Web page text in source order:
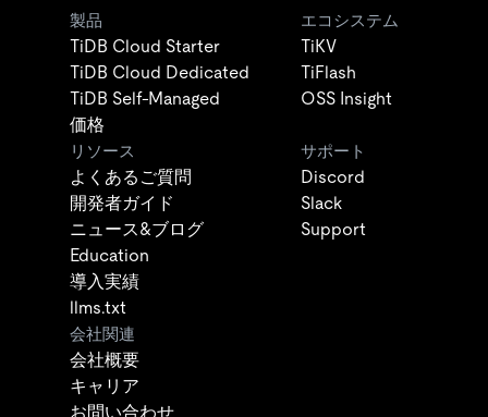
製品
TiDB Cloud Starter
TiDB Cloud Dedicated
TiDB Self-Managed
価格
エコシステム
TiKV
TiFlash
OSS Insight
リソース
よくあるご質問
開発者ガイド
ニュース&ブログ
Education
導入実績
llms.txt
サポート
Discord
Slack
Support
会社関連
会社概要
キャリア
お問い合わせ